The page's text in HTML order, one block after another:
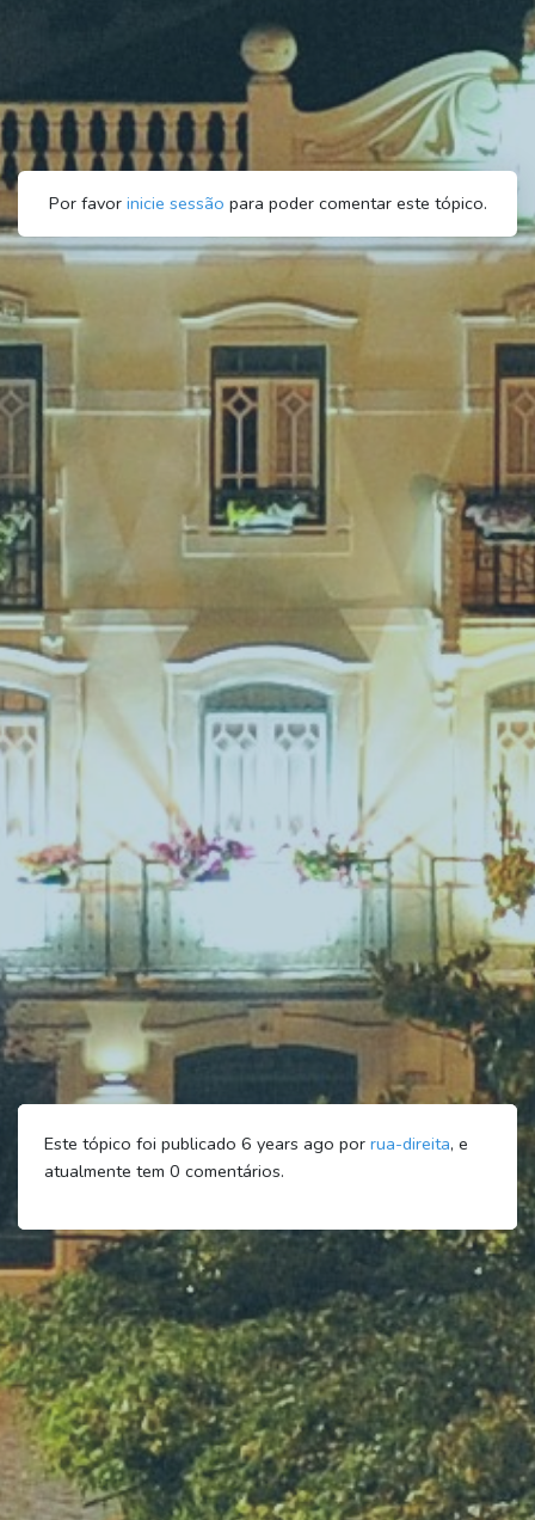
Por favor inicie sessão para poder comentar este tópico.
Este tópico foi publicado 6 years ago por rua-direita, e
atualmente tem 0 comentários.